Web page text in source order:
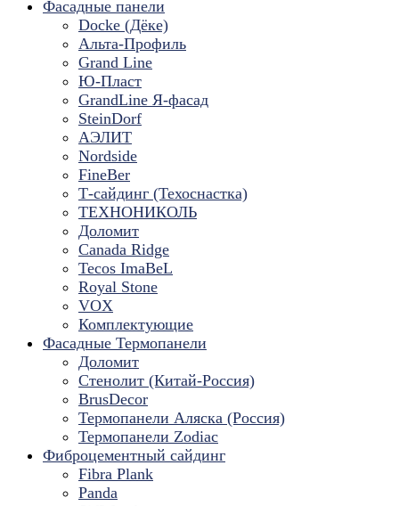
Фасадные панели
Docke (Дёке)
Альта-Профиль
Grand Line
Ю-Пласт
GrandLine Я-фасад
SteinDorf
АЭЛИТ
Nordside
FineBer
Т-сайдинг (Техоснастка)
ТЕХНОНИКОЛЬ
Доломит
Canada Ridge
Tecos ImaBeL
Royal Stone
VOX
Комплектующие
Фасадные Термопанели
Доломит
Стенолит (Китай-Россия)
BrusDecor
Термопанели Аляска (Россия)
Термопанели Zodiac
Фиброцементный сайдинг
Fibra Plank
Panda